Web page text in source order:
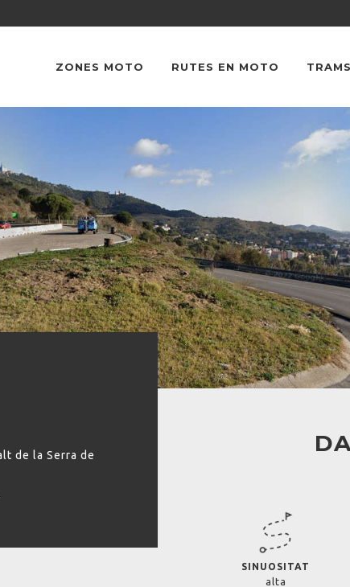
ZONES MOTO RUTES EN MOTO
de la Serra de
SINUOSITAT
alta